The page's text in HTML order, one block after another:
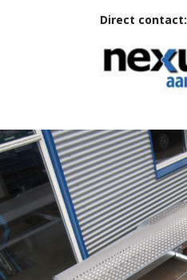
Direct contact: